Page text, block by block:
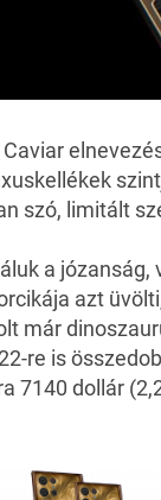
Caviar
szó, limitált
a
azt
már
re is
7140 dollár